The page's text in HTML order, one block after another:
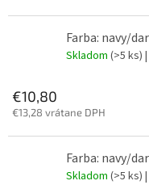
Farba: navy/
Skladom (>5 ks)
€10,80
€13,28 vrátane DPH
Farba: navy/
Skladom (>5 ks)